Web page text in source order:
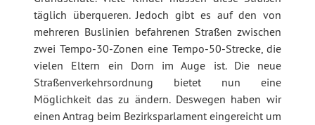
täglich überqueren. Jedoch gibt es auf den von
mehreren Buslinien befahrenen Straßen zwischen
zwei Tempo-30-Zonen eine Tempo-50-Strecke, die
vielen Eltern ein Dorn im Auge ist. Die neue
Straßenverkehrsordnung bietet nun eine
Möglichkeit das zu ändern. Deswegen haben wir
einen Antrag beim Bezirksparlament eingereicht um